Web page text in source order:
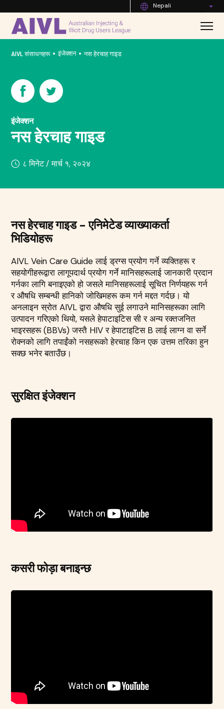
Nepali
AIVL संसाधनहरू • इंजेक्शन • नस हेरचाह गाइड
इंजेक्शन
नस हेरचाह गाइड
८ मिनेट / मार्च १, २०२४
नस हेरचाह गाइड - एनिमेटेड व्याख्याकर्ता
भिडियोहरू
AIVL Vein Care Guide लाई ड्रग्स प्रयोग गर्ने व्यक्तिहरू र
सहयोगीहरूद्वारा लागूपदार्थ प्रयोग गर्ने मानिसहरूलाई जानकारी प्रदान
गर्नका लागि बनाइएको हो जसले मानिसहरूलाई सूचित निर्णयहरू गर्न
र औषधि सम्बन्धी हानिको जोखिमहरू कम गर्न मद्दत गर्दछ। यो
अनलाइन स्रोत AIVL द्वारा औषधि सुई लगाउने मानिसहरूका लागि
उत्पादन गरिएको थियो, यसले हेपाटाइटिस सी र अन्य रक्तजनित
भाइरसहरू (BBVs) जस्तै HIV र हेपाटाइटिस B लाई लाग्न वा सर्ने
रोक्नको लागि तपाईंको नसहरूको हेरचाह किन एक उत्तम तरिका हुन
सक्छ भनेर बताउँछ।
सुरक्षित इंजेक्शन
कसरी फोड़ा बनाइन्छ